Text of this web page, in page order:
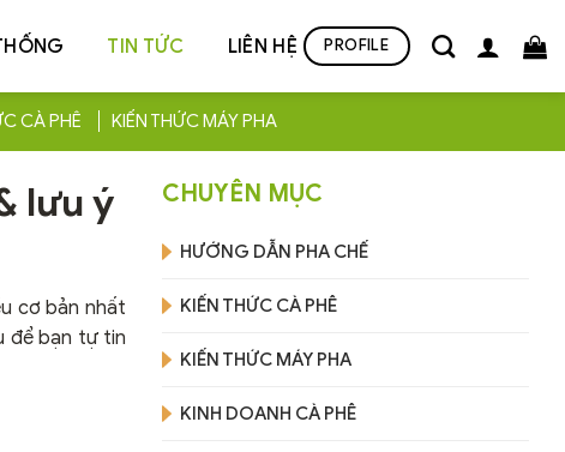
TIN TỨC LIÊN HỆ PROFILE
CÀ PHÊ KIẾN THỨC MÁY PHA
lưu ý
cơ bản nhất
để bạn tự tin
CHUYÊN MỤC
HƯỚNG DẪN PHA CHẾ
KIẾN THỨC CÀ PHÊ
KIẾN THỨC MÁY PHA
KINH DOANH CÀ PHÊ